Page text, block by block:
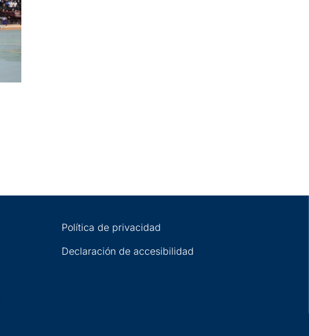
Política de privacidad
Declaración de accesibilidad